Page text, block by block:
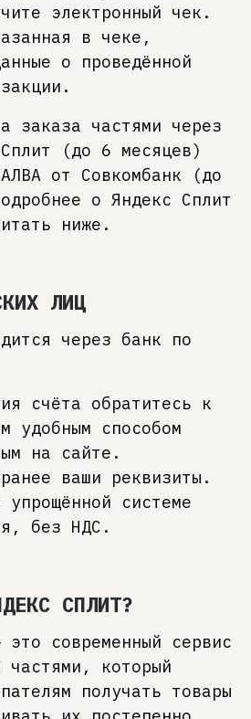
электронный чек.
в чеке,
о проведённой
заказа частями через
(до 6 месяцев)
от Совкомбанк (до
о Яндекс Сплит
ниже.
ЛИЦ
через банк по
счёта обратитесь к
удобным способом
на сайте.
ваши реквизиты.
системе
без НДС.
СПЛИТ?
современный сервис
частями, который
получать товары
позже